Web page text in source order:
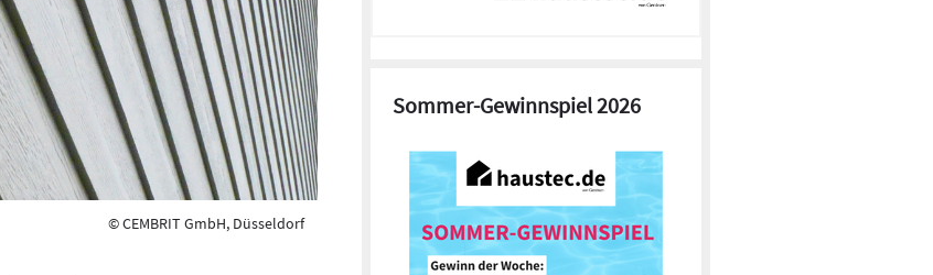
© CEMBRIT GmbH, Düsseldorf
Sommer-Gewinnspiel 2026